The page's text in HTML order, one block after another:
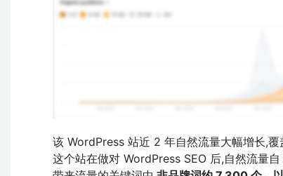
该 WordPress 站近 2 年自然流量大幅增长,
这个站在做对 WordPress SEO 后,自然流量